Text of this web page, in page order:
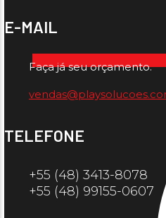
E-MAIL
Faça já seu orçamento.
TELEFONE
+55 (48) 3413-8078
+55 (48) 99155-0607